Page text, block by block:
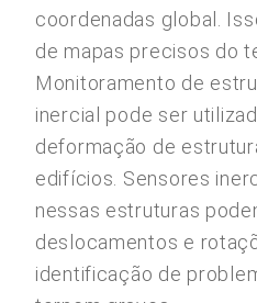
coordenadas global.
de mapas precisos do
Monitoramento de
inercial pode ser
deformação de
edifícios. Sensores
nessas estruturas
deslocamentos e
identificação de